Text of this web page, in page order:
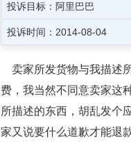
投诉目标：阿里巴巴
投诉时间：2014-08-04
卖家所发货物与我描述
费，我当然不同意卖家这
所描述的东西，胡乱发个
家又说要什么道歉才能退